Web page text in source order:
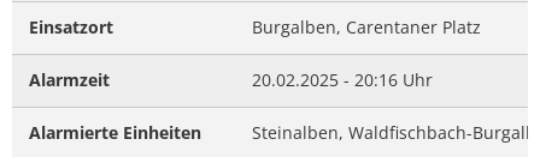
Einsatzort Burgalben, Carentaner Platz
Alarmzeit 20.02.2025 - 20:16 Uhr
Alarmierte Einheiten Steinalben, Waldfischbach-